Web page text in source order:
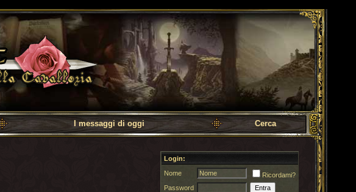
I messaggi di oggi Cerca
Login:
Nome
Ricordami?
Password